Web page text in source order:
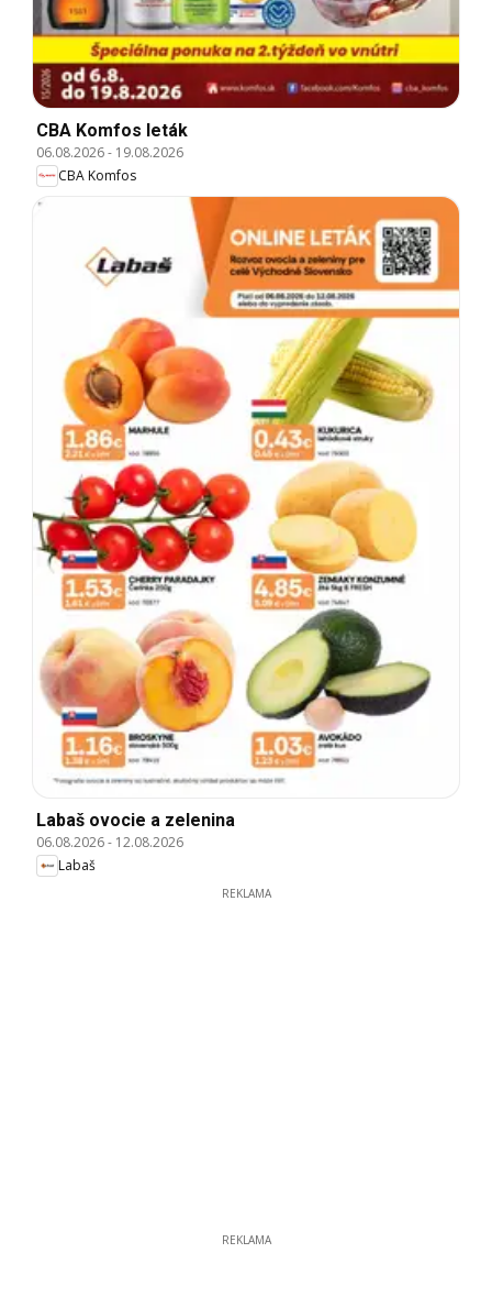
CBA Komfos leták
06.08.2026- 19.08.2026
CBA Komfos
Labaš ovocie a zelenina
06.08.2026- 12.08.2026
Labaš
REKLAMA
REKLAMA